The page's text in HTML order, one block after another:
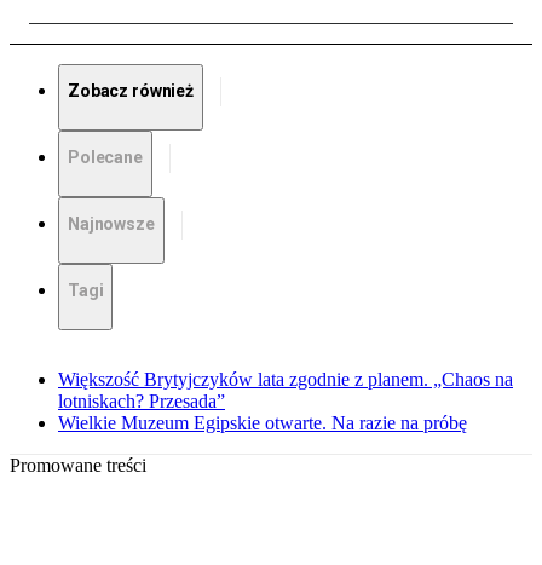
Zobacz również
Polecane
Najnowsze
Tagi
Większość Brytyjczyków lata zgodnie z planem. „Chaos na
lotniskach? Przesada”
Wielkie Muzeum Egipskie otwarte. Na razie na próbę
Promowane treści